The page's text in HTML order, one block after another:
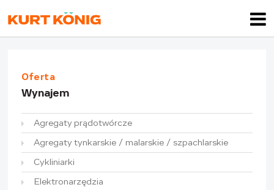
Oferta
Wynajem
Agregaty prądotwórcze
Agregaty tynkarskie / malarskie / szpachlarskie
Cykliniarki
Elektronarzędzia